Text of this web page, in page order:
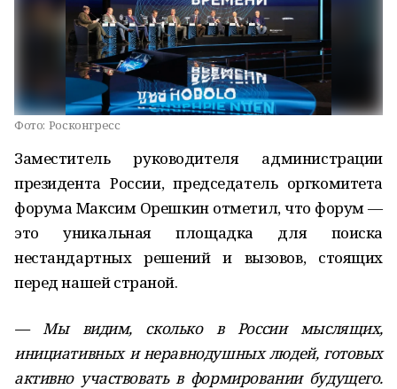
Фото: Росконгресс
Заместитель руководителя администрации
президента России, председатель оргкомитета
форума Максим Орешкин отметил, что форум —
это уникальная площадка для поиска
нестандартных решений и вызовов, стоящих
перед нашей страной.
— Мы видим, сколько в России мыслящих,
инициативных и неравнодушных людей, готовых
активно участвовать в формировании будущего.